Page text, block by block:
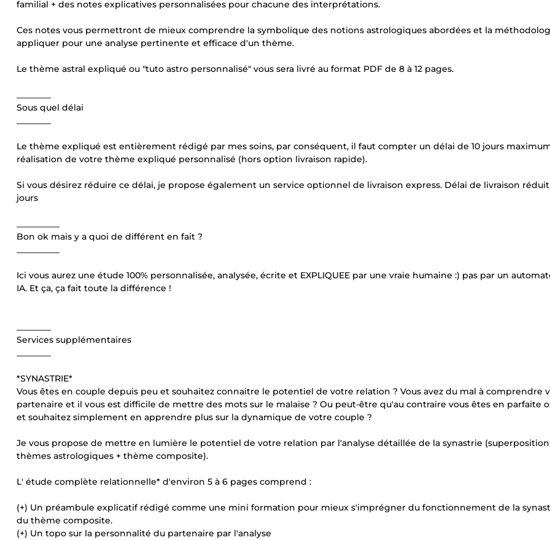
familial + des notes explicatives personnalisées pour chacune des interprétations.
Ces notes vous permettront de mieux comprendre la symbolique des notions astrologiques abordées et la
appliquer pour une analyse pertinente et efficace d'un thème.
Le thème astral expliqué ou "tuto astro personnalisé" vous sera livré au format PDF de 8 à 12 pages.
Sous quel délai
Le thème expliqué est entièrement rédigé par mes soins, par conséquent, il faut compter un délai de 10 jours
réalisation de votre thème expliqué personnalisé (hors option livraison rapide).
Si vous désirez réduire ce délai, je propose également un service optionnel de livraison express. Délai de livraison
jours
Bon ok mais y a quoi de différent en fait ?
Ici vous aurez une étude 100% personnalisée, analysée, écrite et EXPLIQUEE par une vraie humaine :) pas par un
IA. Et ça, ça fait toute la différence !
Services supplémentaires
*SYNASTRIE*
Vous êtes en couple depuis peu et souhaitez connaitre le potentiel de votre relation ? Vous avez du mal à comprendre
partenaire et il vous est difficile de mettre des mots sur le malaise ? Ou peut-être qu'au contraire vous êtes en parfaite
et souhaitez simplement en apprendre plus sur la dynamique de votre couple ?
Je vous propose de mettre en lumière le potentiel de votre relation par l'analyse détaillée de la synastrie
thèmes astrologiques + thème composite).
L' étude complète relationnelle* d'environ 5 à 6 pages comprend :
(+) Un préambule explicatif rédigé comme une mini formation pour mieux s'imprégner du fonctionnement de la
du thème composite.
(+) Un topo sur la personnalité du partenaire par l'analyse